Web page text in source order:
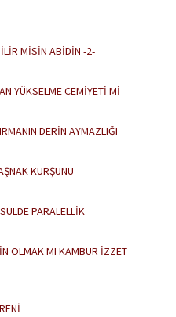
MİSİN ABİDİN -2-
YÜKSELME CEMİYETİ Mİ
DERİN AYMAZLIĞI
KURŞUNU
PARALELLİK
OLMAK MI KAMBUR İZZET